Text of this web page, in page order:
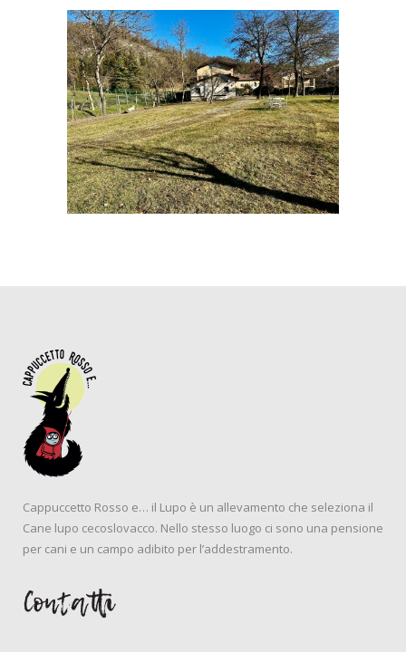
Cappuccetto Rosso e… il Lupo è un allevamento che seleziona il
Cane lupo cecoslovacco. Nello stesso luogo ci sono una pensione
per cani e un campo adibito per l’addestramento.
Contatti